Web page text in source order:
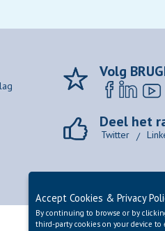
Volg
Deel het
Twitter /
Accept Cookies & Privacy
By continuing to browse or by
third-party cookies on your device to